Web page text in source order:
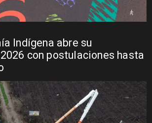
Indígena abre su
con postulaciones hasta